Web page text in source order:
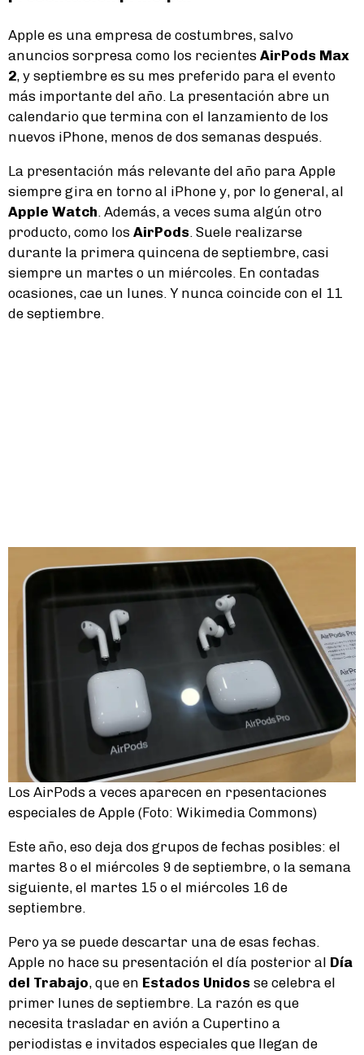
Apple es una empresa de costumbres, salvo
anuncios sorpresa como los recientes AirPods Max
2, y septiembre es su mes preferido para el evento
más importante del año. La presentación abre un
calendario que termina con el lanzamiento de los
nuevos iPhone, menos de dos semanas después.
La presentación más relevante del año para Apple
siempre gira en torno al iPhone y, por lo general, al
Apple Watch. Además, a veces suma algún otro
producto, como los AirPods. Suele realizarse
durante la primera quincena de septiembre, casi
siempre un martes o un miércoles. En contadas
ocasiones, cae un lunes. Y nunca coincide con el 11
de septiembre.
Los AirPods a veces aparecen en rpesentaciones
especiales de Apple (Foto: Wikimedia Commons)
Este año, eso deja dos grupos de fechas posibles: el
martes 8 o el miércoles 9 de septiembre, o la semana
siguiente, el martes 15 o el miércoles 16 de
septiembre.
Pero ya se puede descartar una de esas fechas.
Apple no hace su presentación el día posterior al Día
del Trabajo, que en Estados Unidos se celebra el
primer lunes de septiembre. La razón es que
necesita trasladar en avión a Cupertino a
periodistas e invitados especiales que llegan de